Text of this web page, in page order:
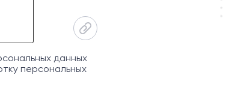
данных
персональных